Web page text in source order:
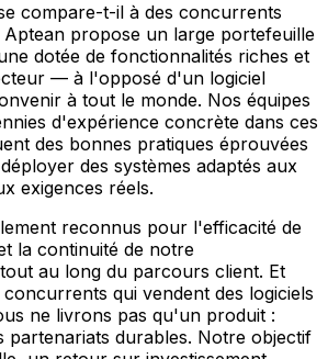
compare-t-il à des concurrents
Aptean propose un large portefeuille
dotée de fonctionnalités riches et
— à l'opposé d'un logiciel
à tout le monde. Nos équipes
d'expérience concrète dans ces
des bonnes pratiques éprouvées
des systèmes adaptés aux
exigences réels.
reconnus pour l'efficacité de
la continuité de notre
au long du parcours client. Et
qui vendent des logiciels
ne livrons pas qu'un produit :
partenariats durables. Notre objectif